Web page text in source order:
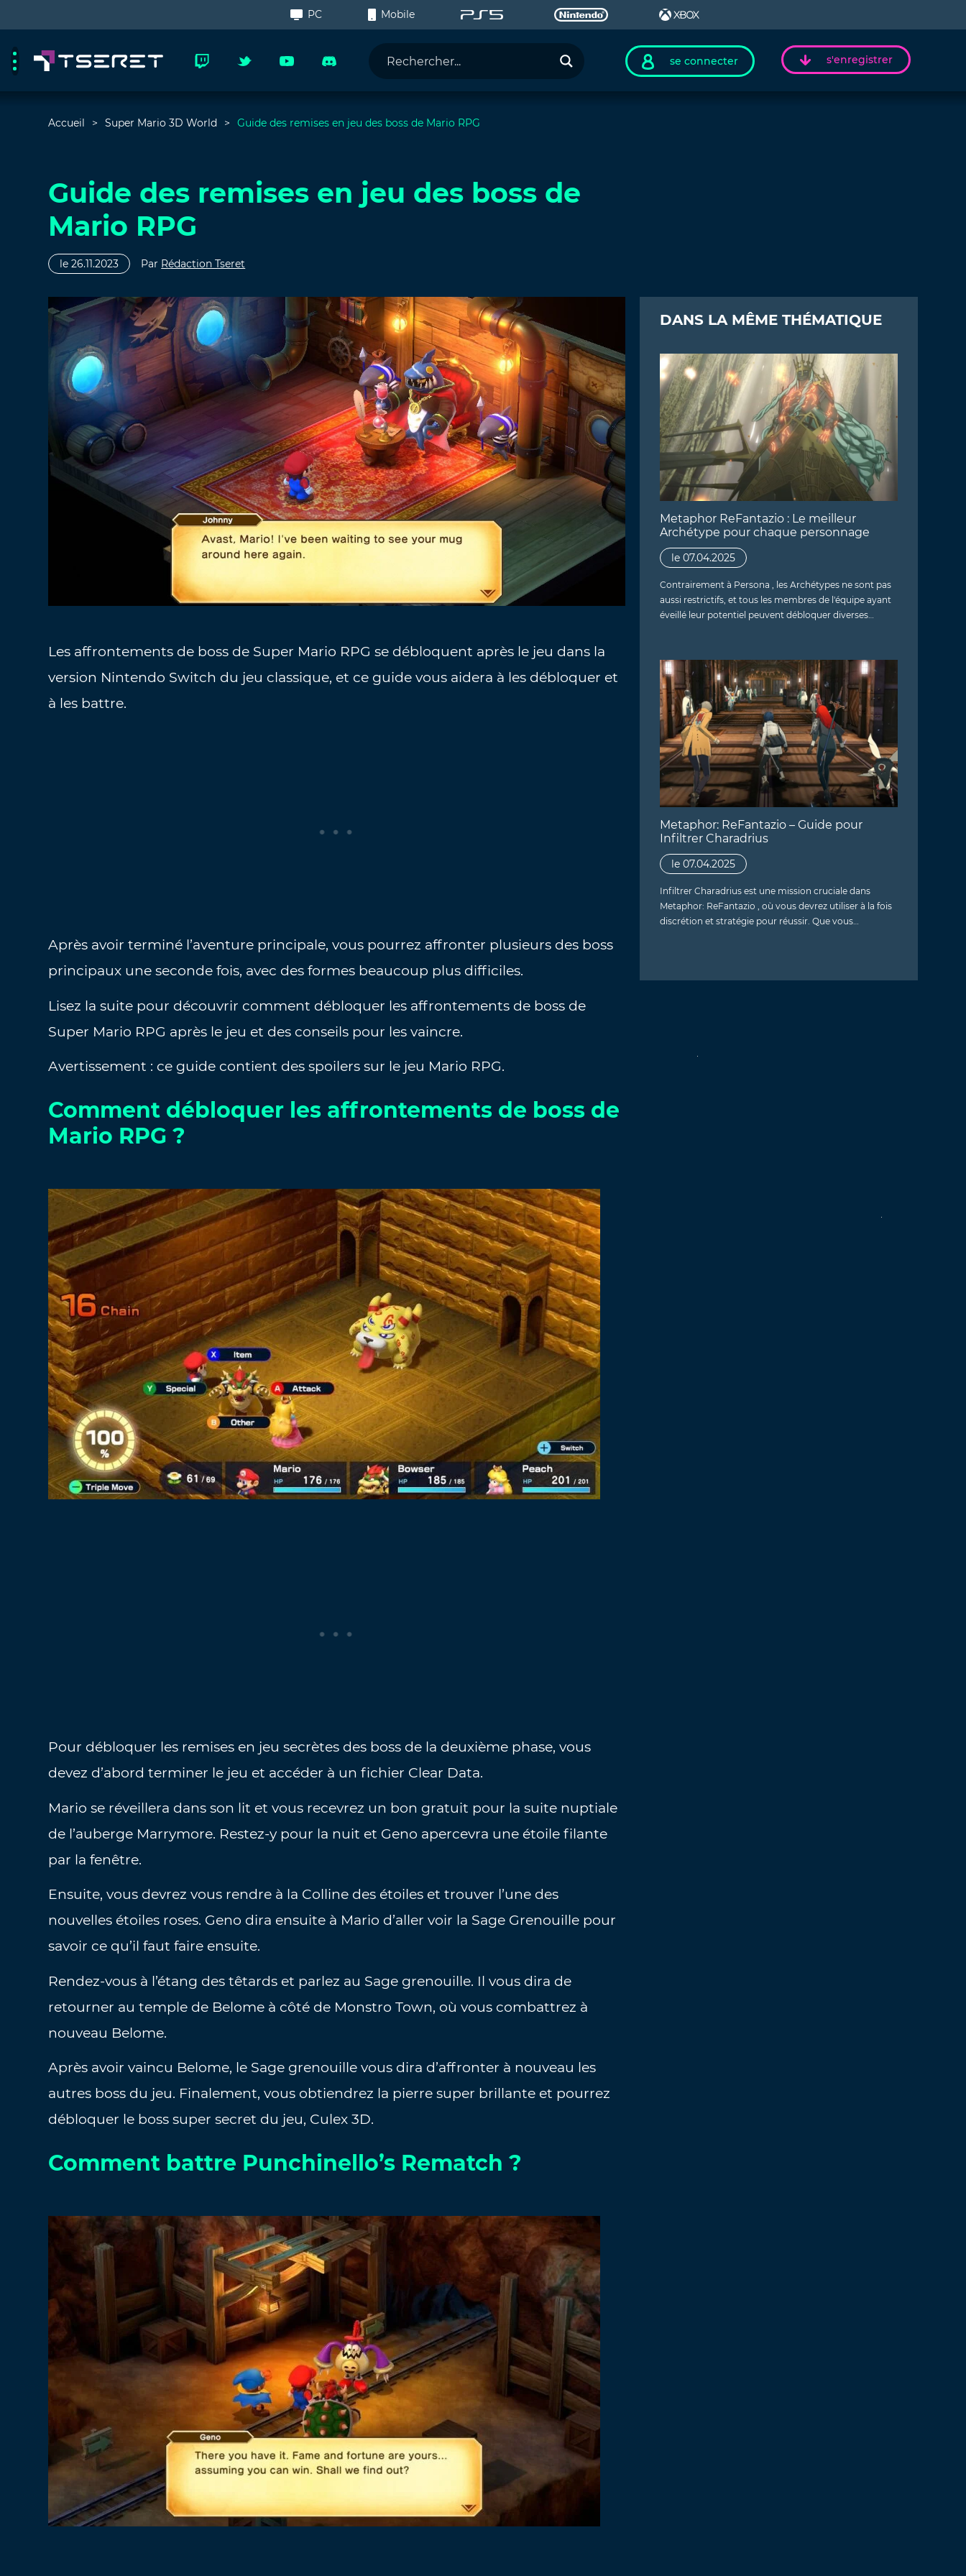
PC Mobile
se connecter s'enregistrer
Accueil Super Mario 3D World Guide des remises en jeu des boss de Mario RPG
Guide des remises en jeu des boss de
Mario RPG
le 26.11.2023 Par Rédaction Tseret
Les affrontements de boss de Super Mario RPG se débloquent après le jeu dans la
version Nintendo Switch du jeu classique, et ce guide vous aidera à les débloquer et
à les battre.
Après avoir terminé l’aventure principale, vous pourrez affronter plusieurs des boss
principaux une seconde fois, avec des formes beaucoup plus difficiles.
Lisez la suite pour découvrir comment débloquer les affrontements de boss de
Super Mario RPG après le jeu et des conseils pour les vaincre.
Avertissement : ce guide contient des spoilers sur le jeu Mario RPG.
Comment débloquer les affrontements de boss de
Mario RPG ?
Pour débloquer les remises en jeu secrètes des boss de la deuxième phase, vous
devez d’abord terminer le jeu et accéder à un fichier Clear Data.
Mario se réveillera dans son lit et vous recevrez un bon gratuit pour la suite nuptiale
de l’auberge Marrymore. Restez-y pour la nuit et Geno apercevra une étoile filante
par la fenêtre.
Ensuite, vous devrez vous rendre à la Colline des étoiles et trouver l’une des
nouvelles étoiles roses. Geno dira ensuite à Mario d’aller voir la Sage Grenouille pour
savoir ce qu’il faut faire ensuite.
Rendez-vous à l’étang des têtards et parlez au Sage grenouille. Il vous dira de
retourner au temple de Belome à côté de Monstro Town, où vous combattrez à
nouveau Belome.
Après avoir vaincu Belome, le Sage grenouille vous dira d’affronter à nouveau les
autres boss du jeu. Finalement, vous obtiendrez la pierre super brillante et pourrez
débloquer le boss super secret du jeu, Culex 3D.
Comment battre Punchinello’s Rematch ?
DANS LA MÊME THÉMATIQUE
Metaphor ReFantazio : Le meilleur
Archétype pour chaque personnage
le 07.04.2025
Contrairement à Persona , les Archétypes ne sont pas
aussi restrictifs, et tous les membres de l'équipe ayant
éveillé leur potentiel peuvent débloquer diverses…
Metaphor: ReFantazio – Guide pour
Infiltrer Charadrius
le 07.04.2025
Infiltrer Charadrius est une mission cruciale dans
Metaphor: ReFantazio , où vous devrez utiliser à la fois
discrétion et stratégie pour réussir. Que vous…